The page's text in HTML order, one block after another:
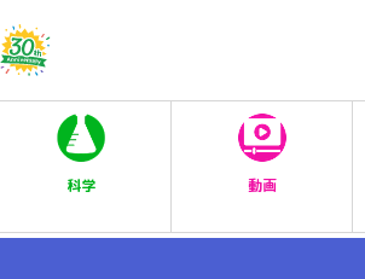
科学 動画